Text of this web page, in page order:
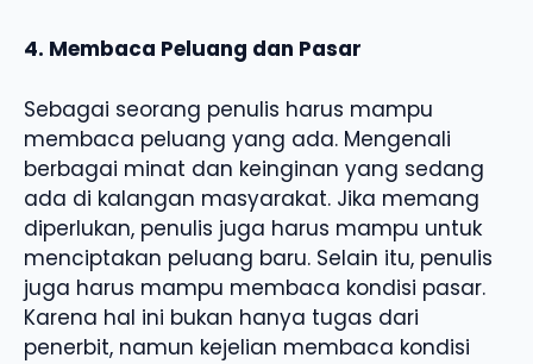
4. Membaca Peluang dan Pasar
Sebagai seorang penulis harus mampu
membaca peluang yang ada. Mengenali
berbagai minat dan keinginan yang sedang
ada di kalangan masyarakat. Jika memang
diperlukan, penulis juga harus mampu untuk
menciptakan peluang baru. Selain itu, penulis
juga harus mampu membaca kondisi pasar.
Karena hal ini bukan hanya tugas dari
penerbit, namun kejelian membaca kondisi